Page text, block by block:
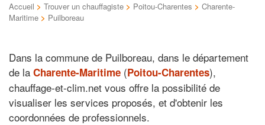
Accueil > Trouver un chauffagiste > Poitou-Charentes > Charente-
Maritime > Puilboreau
Dans la commune de Puilboreau, dans le département
de la Charente-Maritime (Poitou-Charentes),
chauffage-et-clim.net vous offre la possibilité de
visualiser les services proposés, et d'obtenir les
coordonnées de professionnels.